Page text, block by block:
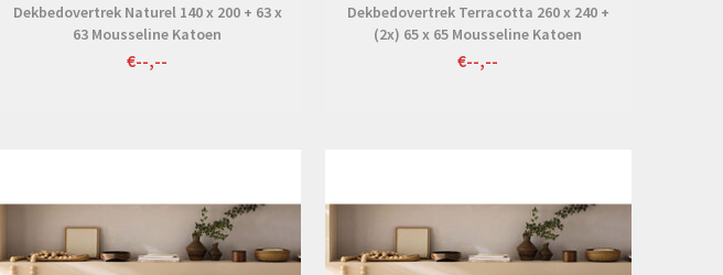
Dekbedovertrek Naturel 140 x 200 + 63 x
63 Mousseline Katoen
€--,--
Dekbedovertrek Terracotta 260 x 240 +
(2x) 65 x 65 Mousseline Katoen
€--,--